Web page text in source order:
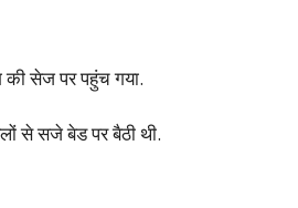
सेज पर पहुंच गया.
से सजे बेड पर बैठी थी.